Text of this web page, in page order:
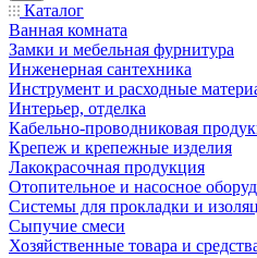
Каталог
Ванная комната
Замки и мебельная фурнитура
Инженерная сантехника
Инструмент и расходные
Интерьер, отделка
Кабельно-проводниковая
Крепеж и крепежные изделия
Лакокрасочная продукция
Отопительное и насосное
Системы для прокладки и
Сыпучие смеси
Хозяйственные товара и